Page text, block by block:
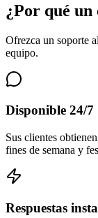
¿Por qué
Ofrezca un soporte
equipo.
Disponible 24/7
Sus clientes
fines de semana y
Respuestas